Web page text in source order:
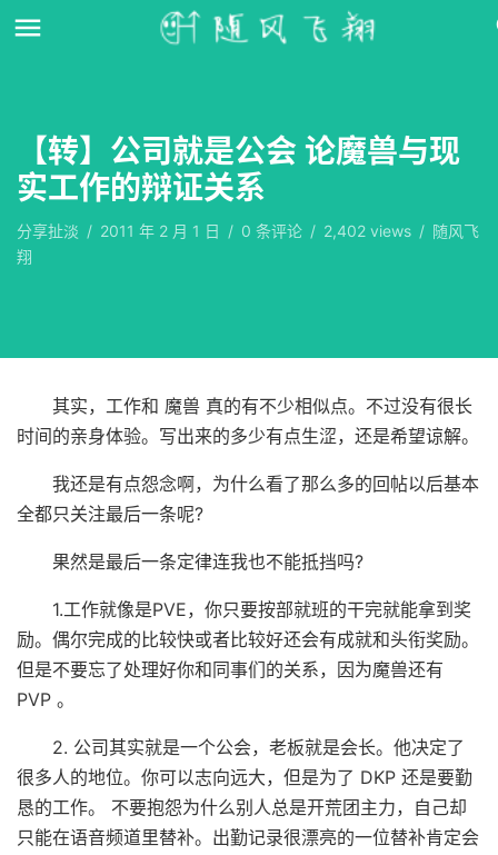
【转】公司就是公会 论魔兽与现
实工作的辩证关系
分享扯淡 / 2011 年 2 月 1 日 / 0 条评论 / 2,402 views / 随风飞
翔
其实，工作和 魔兽 真的有不少相似点。不过没有很长
时间的亲身体验。写出来的多少有点生涩，还是希望谅解。
我还是有点怨念啊，为什么看了那么多的回帖以后基本
全都只关注最后一条呢?
果然是最后一条定律连我也不能抵挡吗?
1.工作就像是PVE，你只要按部就班的干完就能拿到奖
励。偶尔完成的比较快或者比较好还会有成就和头衔奖励。
但是不要忘了处理好你和同事们的关系，因为魔兽还有
PVP 。
2. 公司其实就是一个公会，老板就是会长。他决定了
很多人的地位。你可以志向远大，但是为了 DKP 还是要勤
恳的工作。 不要抱怨为什么别人总是开荒团主力，自己却
只能在语音频道里替补。出勤记录很漂亮的一位替补肯定会